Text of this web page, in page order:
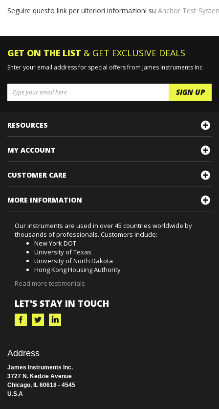
Seguire questo link per ulteriori informazioni su Anchor Test
GET ON THE LIST & GET EXCLUSIVE DEALS
Enter your email address for special offers from James Instruments Inc.
RESOURCES
MY ACCOUNT
CUSTOMER CARE
MORE INFORMATION
Our instruments are used in over 45 countries worldwide by
thousands of professionals. Customers include:
New York DOT
University of Texas
University of North Dakota
Hong Kong Housing Authority
Read more testimonials
LET'S STAY IN TOUCH
Address
James Instruments Inc.
3727 N. Kedzie Avenue
Chicago, IL 60618 - 4545
U.S.A